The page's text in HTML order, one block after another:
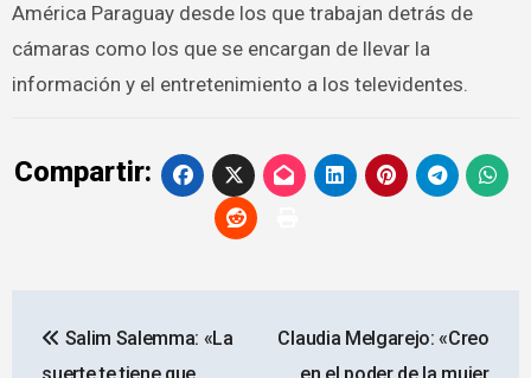
América Paraguay desde los que trabajan detrás de
cámaras como los que se encargan de llevar la
información y el entretenimiento a los televidentes.
Compartir:
de
Salim Salemma: «La
Claudia Melgarejo: «Creo